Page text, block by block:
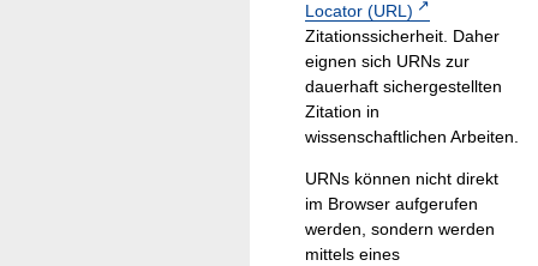
Locator (URL)
Zitationssicherheit. Daher
eignen sich URNs zur
dauerhaft sichergestellten
Zitation in
wissenschaftlichen Arbeiten.
URNs können nicht direkt
im Browser aufgerufen
werden, sondern werden
mittels eines